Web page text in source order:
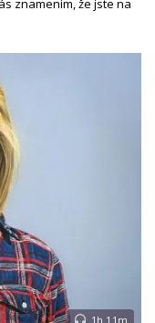
znamením, že jste na
1h 11m